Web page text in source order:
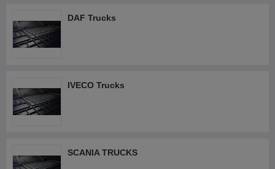
DAF Trucks
IVECO Trucks
SCANIA TRUCKS